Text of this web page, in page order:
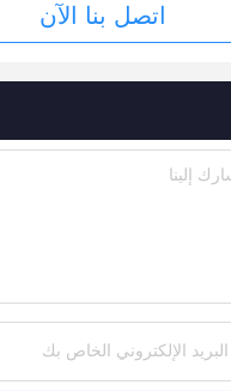
اتصل بنا الآن